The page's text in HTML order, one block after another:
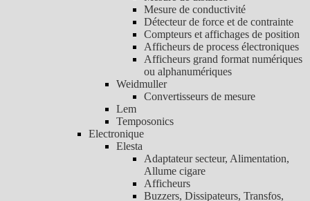
Mesure de conductivité
Détecteur de force et de contrainte
Compteurs et affichages de position
Afficheurs de process électroniques
Afficheurs grand format numériques
ou alphanumériques
Weidmuller
Convertisseurs de mesure
Lem
Temposonics
Electronique
Elesta
Adaptateur secteur, Alimentation,
Allume cigare
Afficheurs
Buzzers, Dissipateurs, Transfos,